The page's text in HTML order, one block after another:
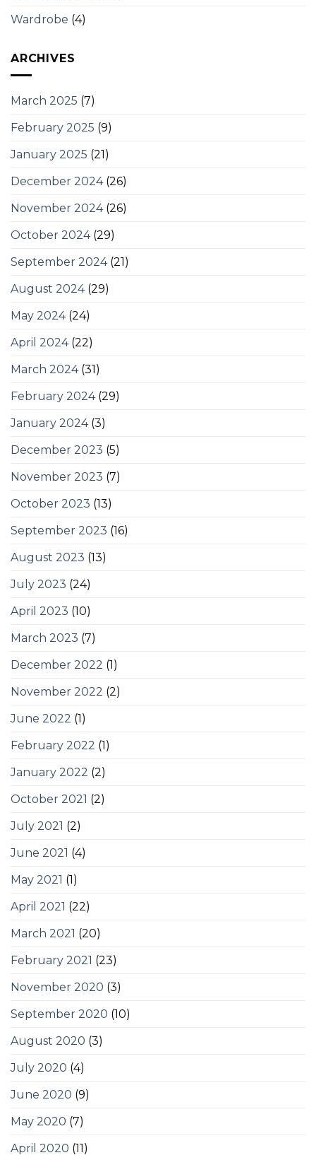
Wardrobe (4)
ARCHIVES
March 2025 (7)
February 2025 (9)
January 2025 (21)
December 2024(26)
November 2024(26)
October 2024(29)
September 2024(21)
August 2024(29)
May 2024(24)
April 2024(22)
March 2024(31)
February 2024(29)
January 2024(3)
December 2023 (5)
November 2023 (7)
October 2023 (13)
September 2023 (16)
August 2023 (13)
July 2023 (24)
April 2023 (10)
March 2023 (7)
December 2022 (1)
November 2022 (2)
June 2022 (1)
February 2022 (1)
January 2022 (2)
October 2021 (2)
July 2021 (2)
June 2021 (4)
May 2021 (1)
April 2021 (22)
March 2021 (20)
February 2021 (23)
November 2020 (3)
September 2020 (10)
August 2020 (3)
July 2020 (4)
June 2020 (9)
May 2020 (7)
April 2020 (11)